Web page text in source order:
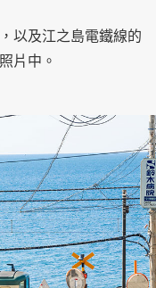
以及江之島電鐵線的
片中。